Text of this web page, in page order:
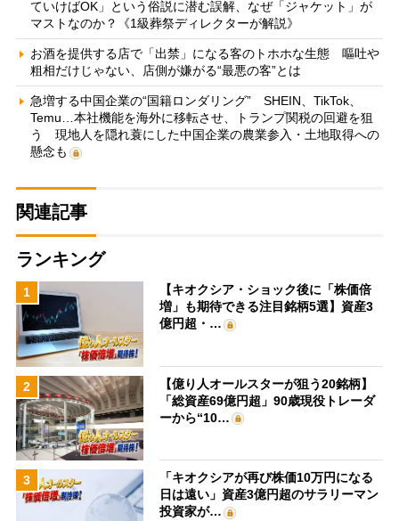
ていけばOK」という俗説に潜む誤解、なぜ「ジャケット」が
マストなのか？《1級葬祭ディレクターが解説》
お酒を提供する店で「出禁」になる客のトホホな生態 嘔吐や
粗相だけじゃない、店側が嫌がる“最悪の客”とは
急増する中国企業の“国籍ロンダリング” SHEIN、TikTok、
Temu…本社機能を海外に移転させ、トランプ関税の回避を狙
う 現地人を隠れ蓑にした中国企業の農業参入・土地取得への
懸念も
関連記事
ランキング
1
【キオクシア・ショック後に「株価倍
増」も期待できる注目銘柄5選】資産3
億円超・…
2
【億り人オールスターが狙う20銘柄】
「総資産69億円超」90歳現役トレーダ
ーから“10…
3
「キオクシアが再び株価10万円になる
日は遠い」資産3億円超のサラリーマン
投資家が…